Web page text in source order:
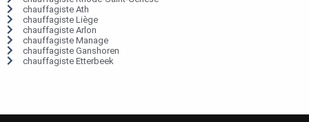
chauffagiste Ath
chauffagiste Liège
chauffagiste Arlon
chauffagiste Manage
chauffagiste Ganshoren
chauffagiste Etterbeek